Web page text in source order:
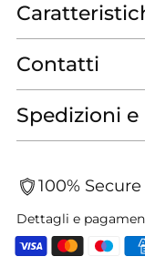
Contatti
Spedizioni e
100%
Dettagli e